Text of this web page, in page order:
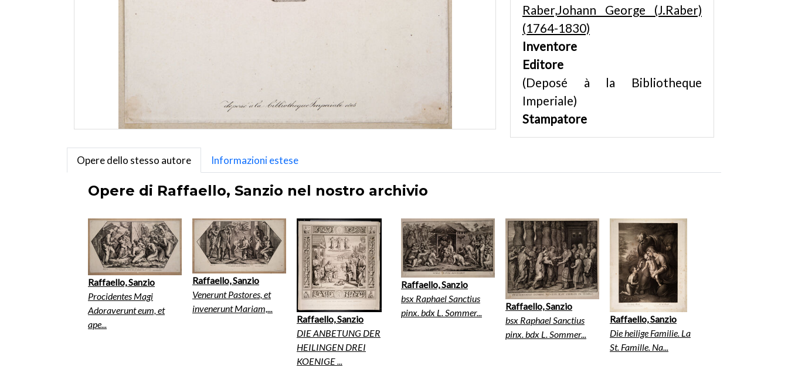
Raber,Johann George (J.Raber)
(1764-1830)
Inventore
Editore
(Deposé à la Bibliotheque
Imperiale)
Stampatore
Opere dello stesso autore Informazioni estese
Opere di Raffaello, Sanzio nel nostro archivio
Raffaello, Sanzio
Procidentes Magi
Adoraverunt eum, et
ape...
Raffaello, Sanzio
Venerunt Pastores, et
invenerunt Mariam,...
Raffaello, Sanzio
DIE ANBETUNG DER
HEILINGEN DREI
KOENIGE ...
Raffaello, Sanzio
bsx Raphael Sanctius
pinx. bdx L. Sommer...
Raffaello, Sanzio
bsx Raphael Sanctius
pinx. bdx L. Sommer...
Raffaello, Sanzio
Die heilige Familie. La
St. Famille. Na...